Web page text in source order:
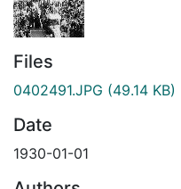
Files
0402491.JPG (49.14 KB)
Date
1930-01-01